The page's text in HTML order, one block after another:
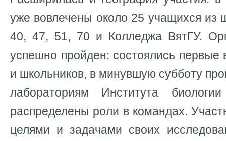
уже вовлечены около 25 учащихся
40, 47, 51, 70 и Колледжа ВятГУ.
успешно пройден: состоялись первые
и школьников, в минувшую субботу
лабораториям Института
распределены роли в командах.
целями и задачами своих